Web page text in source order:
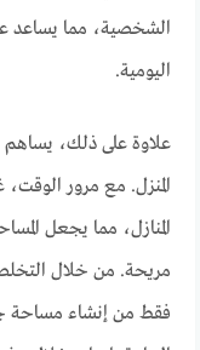
الشخصية، مما يساعد
اليومية.
علاوة على ذلك، يساهم
المنزل. مع مرور الوقت،
المنازل، مما يجعل
مريحة. من خلال
فقط من إنشاء مساحة